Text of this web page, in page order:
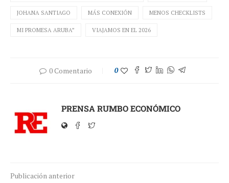
JOHANA SANTIAGO MÁS CONEXIÓN MENOS CHECKLISTS
MI PROMESA ARUBA” VIAJAMOS EN EL 2026
0 Comentario 0
PRENSA RUMBO ECONÓMICO
Publicación anterior